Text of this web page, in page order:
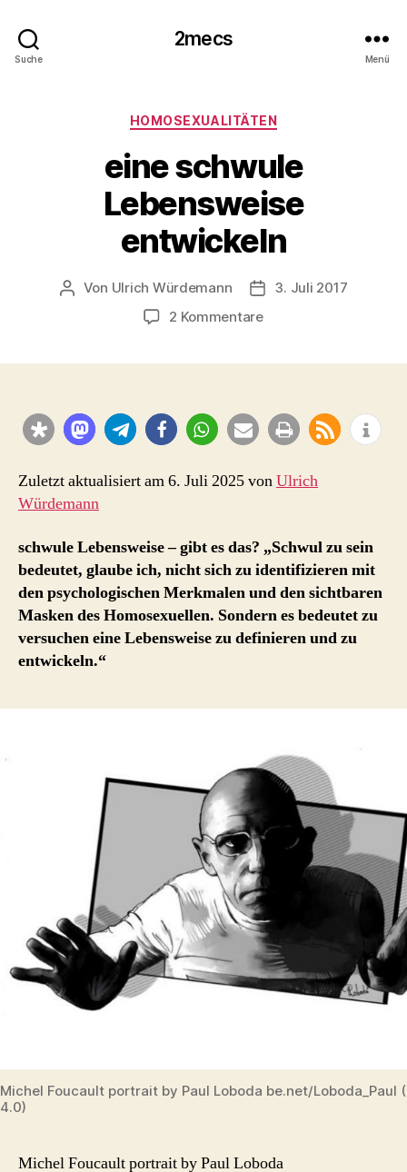
Suche
2mecs
Menü
Kategorien
HOMOSEXUALITÄTEN
eine schwule
Lebensweise
entwickeln
Beitragsautor
Von Ulrich Würdemann Beitragsdatum
3. Juli 2017
2 Kommentarezu
Zuletzt aktualisiert am 6. Juli 2025 vonUlrich
Würdemann
schwule Lebensweise – gibt es das? „Schwul zu sein
bedeutet, glaube ich, nicht sich zu identifizieren mit
den psychologischen Merkmalen und den sichtbaren
Masken des Homosexuellen. Sondern es bedeutet zu
versuchen eine Lebensweise zu definieren und zu
entwickeln.“
Michel Foucault portrait by Paul Loboda be.net/Loboda_Paul
4.0)
Michel Foucault portrait by Paul Loboda